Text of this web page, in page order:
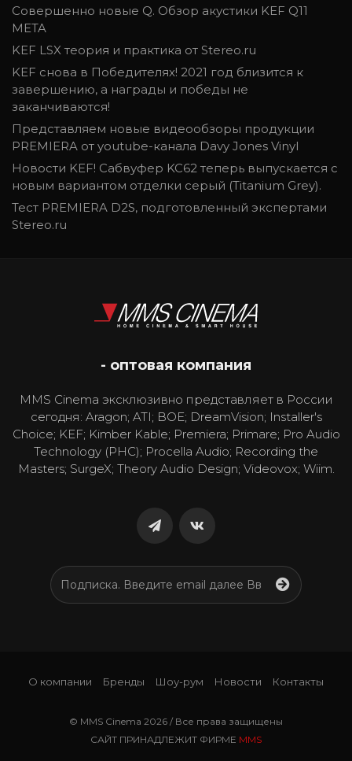
Совершенно новые Q. Обзор акустики KEF Q11
META
KEF LSX теория и практика от Stereo.ru
KEF снова в Победителях! 2021 год близится к
завершению, а награды и победы не
заканчиваются!
Представляем новые видеообзоры продукции
PREMIERA от youtube-канала Davy Jones Vinyl
Новости KEF! Сабвуфер KC62 теперь выпускается с
новым вариантом отделки серый (Titanium Grey).
Тест PREMIERA D2S, подготовленный экспертами
Stereo.ru
- оптовая компания
MMS Cinema эксклюзивно представляет в России
сегодня: Aragon; ATI; BOE; DreamVision; Installer's
Choice; KEF; Kimber Kable; Premiera; Primare; Pro Audio
Technology (PHC); Procella Audio; Recording the
Masters; SurgeX; Theory Audio Design; Videovox; Wiim.
О компании Бренды Шоу-рум Новости Контакты
© MMS Cinema 2026 / Все права защищены
САЙТ ПРИНАДЛЕЖИТ ФИРМЕ MMS